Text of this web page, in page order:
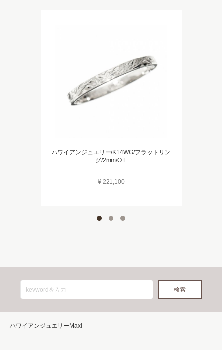
ハワイアンジュエリー/K14WG/フラットリン
グ/2mm/O.E
¥ 221,100
ハワイアンジュエリーMaxi